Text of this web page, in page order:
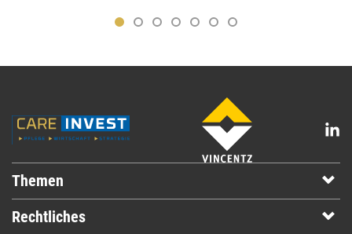
Themen
Rechtliches